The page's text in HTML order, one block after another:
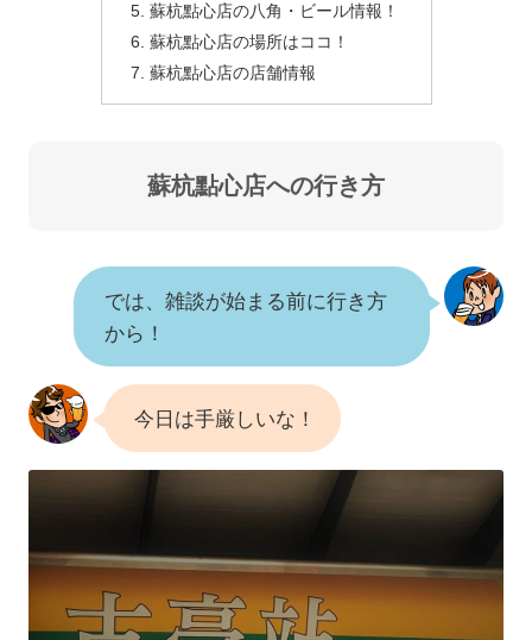
蘇杭點心店の八角・ビール情報！
蘇杭點心店の場所はココ！
蘇杭點心店の店舗情報
蘇杭點心店への行き方
では、雑談が始まる前に行き方
から！
今日は手厳しいな！